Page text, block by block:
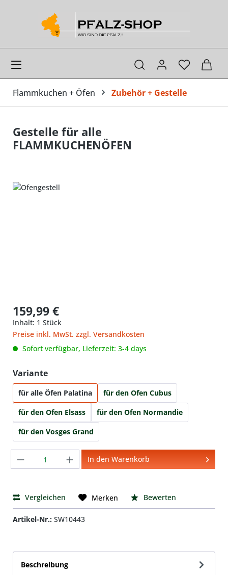
Flammkuchen + Öfen Zubehör + Gestelle
Gestelle für alle
FLAMMKUCHENÖFEN
Bildergalerie überspringen
159,99 €
Inhalt: 1 Stück
Preise inkl. MwSt. zzgl. Versandkosten
Sofort verfügbar, Lieferzeit: 3-4 days
Varianteauswählen
für alle Öfen Palatina
für den Ofen Cubus
für den Ofen Elsass
für den Ofen Normandie
für den Vosges Grand
Produkt Anzahl: Gib den
In den Warenkorb
Vergleichen Merken Bewerten
Artikel-Nr.: SW10443
Beschreibung